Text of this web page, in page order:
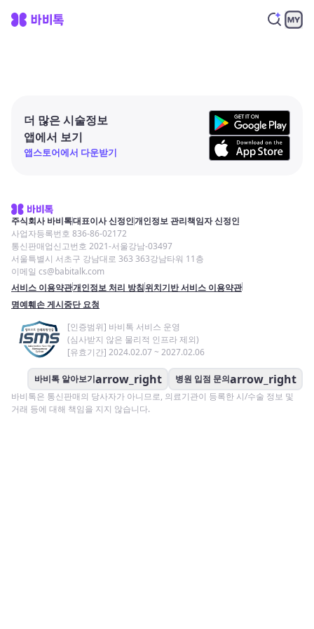
더 많은 시술정보
앱에서 보기
앱스토어에서 다운받기
주식회사 바비톡대표이사 신정인개인정보 관리책임자 신정인
사업자등록번호 836-86-02172
통신판매업신고번호 2021-서울강남-03497
서울특별시 서초구 강남대로 363 363강남타워 11층
이메일 cs@babitalk.com
서비스 이용약관개인정보 처리 방침위치기반 서비스 이용약관
명예훼손 게시중단 요청
[인증범위] 바비톡 서비스 운영
(심사받지 않은 물리적 인프라 제외)
[유효기간] 2024.02.07 ~ 2027.02.06
바비톡 알아보기arrow_right 병원 입점 문의arrow_right
바비톡은 통신판매의 당사자가 아니므로, 의료기관이 등록한 시/수술 정보 및
거래 등에 대해 책임을 지지 않습니다.